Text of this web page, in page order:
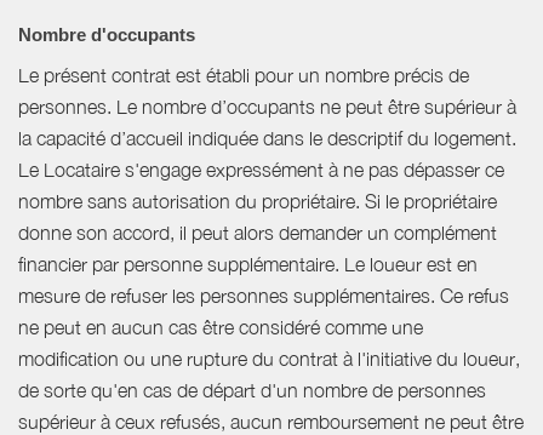
Nombre d'occupants
Le présent contrat est établi pour un nombre précis de
personnes. Le nombre d’occupants ne peut être supérieur à
la capacité d’accueil indiquée dans le descriptif du logement.
Le Locataire s'engage expressément à ne pas dépasser ce
nombre sans autorisation du propriétaire. Si le propriétaire
donne son accord, il peut alors demander un complément
financier par personne supplémentaire. Le loueur est en
mesure de refuser les personnes supplémentaires. Ce refus
ne peut en aucun cas être considéré comme une
modification ou une rupture du contrat à l'initiative du loueur,
de sorte qu'en cas de départ d'un nombre de personnes
supérieur à ceux refusés, aucun remboursement ne peut être